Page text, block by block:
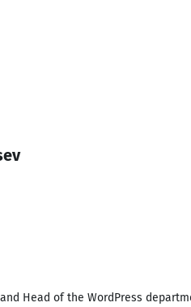
Head of the WordPress